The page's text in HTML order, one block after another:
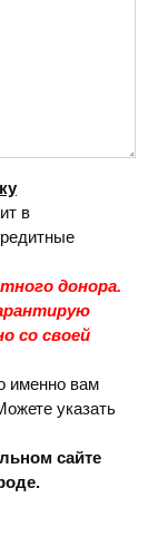
в
донора.
со своей
именно вам
указать
сайте